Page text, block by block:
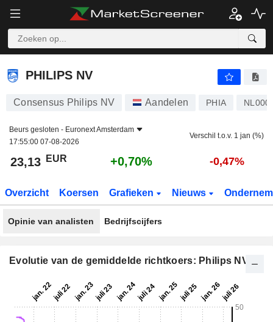
PHILIPS NV
PHILIPS NV
Consensus Philips NV Aandelen PHIA
Beurs gesloten - Euronext Amsterdam
17:55:00 07-08-2026
Verschil t.o.v. 1 jan (%)
23,13 EUR +0,70% -0,47%
Overzicht Koersen Grafieken Nieuws
Opinie van analisten Bedrijfscijfers
Evolutie van de gemiddelde richtkoers: Philips NV